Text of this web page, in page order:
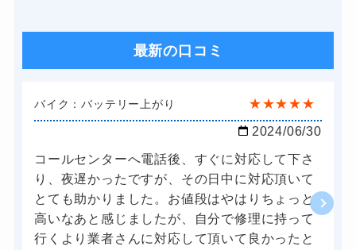
最新の口コミ
バイク：バッテリー上がり ★★★★★
2024/06/30
コールセンターへ電話後、すぐに対応して下さ
り、夜遅かったですが、その日中に対応頂いて
とても助かりました。お値段はやはりちょっと
高いなあと感じましたが、自分で修理に持って
行くより業者さんに対応して頂いて良かったと